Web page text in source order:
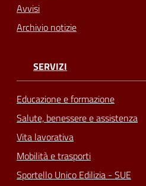
Avvisi
Archivio notizie
SERVIZI
Educazione e formazione
Salute, benessere e assistenza
Vita lavorativa
Mobilità e trasporti
Sportello Unico Edilizia - SUE